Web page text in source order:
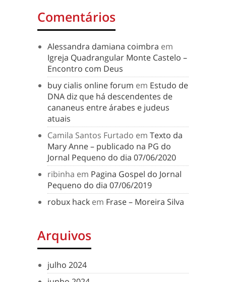
Comentários
Alessandra damiana coimbra em
Igreja Quadrangular Monte Castelo –
Encontro com Deus
buy cialis online forum em Estudo de
DNA diz que há descendentes de
cananeus entre árabes e judeus
atuais
Camila Santos Furtado em Texto da
Mary Anne – publicado na PG do
Jornal Pequeno do dia 07/06/2020
ribinha em Pagina Gospel do Jornal
Pequeno do dia 07/06/2019
robux hack em Frase – Moreira Silva
Arquivos
julho 2024